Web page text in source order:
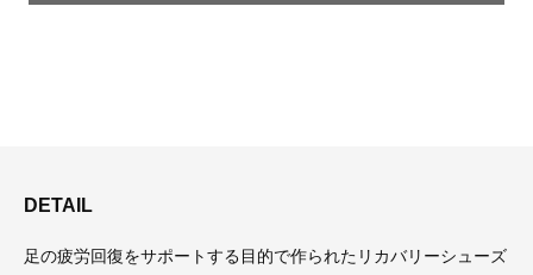
DETAIL
足の疲労回復をサポートする目的で作られたリカバリーシューズ